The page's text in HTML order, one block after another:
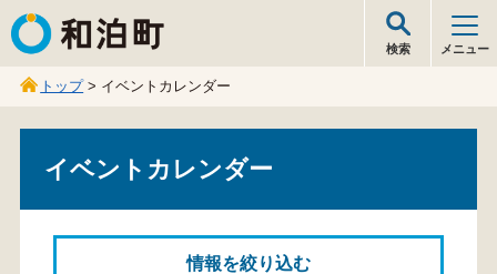
和泊町
検索 メニュー
トップ> イベントカレンダー
イベントカレンダー
情報を絞り込む